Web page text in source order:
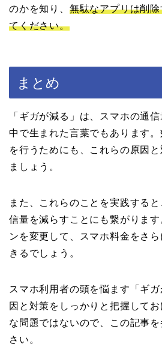
のかを知り、 無駄なアプリは削
てください。
まとめ
「ギガが減る」は、スマホの通
中で生まれた言葉でもあります
を行うためにも、これらの原因
ましょう。
また、これらのことを実践する
信量を減らすことにも繋がりま
ンを変更して、スマホ料金をさ
きるでしょう。
スマホ利用者の頭を悩ます「ギ
因と対策をしっかりと把握して
な問題ではないので、この記事
さい。